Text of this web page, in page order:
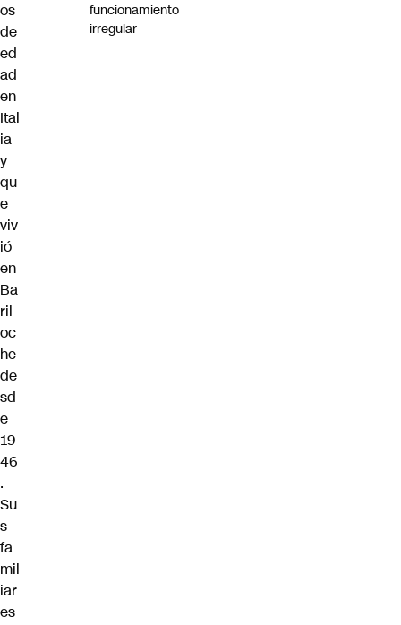
os
de
ed
ad
en
Ital
ia
y
qu
e
viv
ió
en
Ba
ril
oc
he
de
sd
e
19
46
.
Su
s
fa
mil
iar
es
funcionamiento
irregular